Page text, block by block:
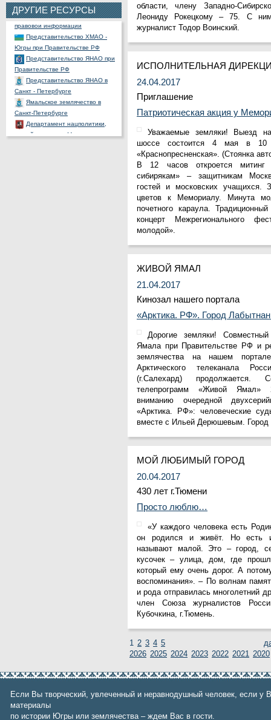
ДРУГИЕ РЕСУРСЫ
Официальный портал
правовой информации
Представительство ХМАО -
Югры при Правительстве РФ
Представительство ЯНАО при
Правительстве РФ
Представительство ЯНАО в
Санкт - Петербурге
Ямальское землячество в
Санкт-Петербурге
Департамент нацполитики,
связей и туризма Москвы
Общественная палата РФ
области, члену Западно-
Леониду Рокецкому – 75. С
журналист Тодор Воинский.
ИСПОЛНИТЕЛЬНАЯ
24.04.2017
Приглашение
Патриотическая акция у
Уважаемые земляки! Выезд
шоссе состоится 4 мая в 10
«Краснопресненская». (Стоянка
В 12 часов откроется
сибирякам» – защитникам
гостей и московских учащихся.
цветов к Мемориалу. Минута
почетного караула.
концерт Межрегионального
молодой».
ЖИВОЙ ЯМАЛ
21.04.2017
Кинозал нашего портала
«Арктика. РФ». Город
Дорогие земляки! Совместный
Ямала при Правительстве РФ и
землячества на нашем
Арктического телеканала
(г.Салехард) продолжается.
телепрограмм «Живой Ямал»
вниманию очередной
«Арктика. РФ»: человеческие
вместе с Ильей Дерюшевым. Город
МОЙ ЛЮБИМЫЙ ГОРОД
20.04.2017
430 лет г.Тюмени
Просто люблю…
«У каждого человека есть
он родился и живёт. Но есть
называют малой. Это – город,
кусочек – улица, дом, где
который ему очень дорог. А
воспоминания». – По волнам
и рода отправилась многолетний
член Союза журналистов
Кубочкина, г.Тюмень.
1 2 3 4 5
2026 2025 2024 2023 2022 2021 2020
Если Вы творческий, увлеченный и неравнодушный человек, если у
материалы
по истории Югры или землячества – ждем Вас в гости.